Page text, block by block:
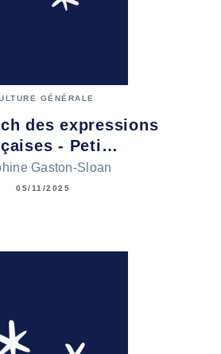
GÉNÉRALE
des expressions
- Peti…
Gaston-Sloan
05/11/2025